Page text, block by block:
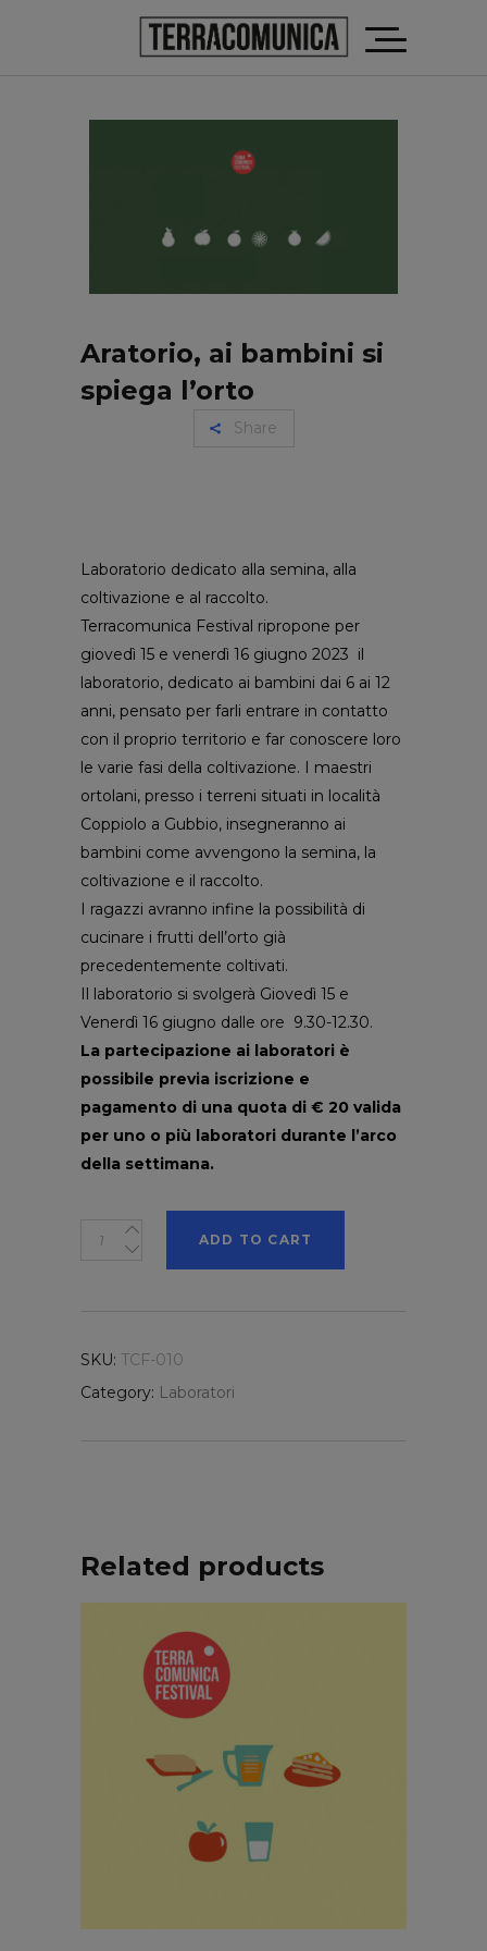
Aratorio, ai bambini si
spiega l’orto
Share
Laboratorio dedicato alla semina, alla
coltivazione e al raccolto.
Terracomunica Festival ripropone per
giovedì 15 e venerdì 16 giugno 2023 il
laboratorio, dedicato ai bambini dai 6 ai 12
anni, pensato per farli entrare in contatto
con il proprio territorio e far conoscere loro
le varie fasi della coltivazione. I maestri
ortolani, presso i terreni situati in località
Coppiolo a Gubbio, insegneranno ai
bambini come avvengono la semina, la
coltivazione e il raccolto.
I ragazzi avranno infine la possibilità di
cucinare i frutti dell’orto già
precedentemente coltivati.
Il laboratorio si svolgerà Giovedì 15 e
Venerdì 16 giugno dalle ore 9.30-12.30.
La partecipazione ai laboratori è
possibile previa iscrizione e
pagamento di una quota di € 20 valida
per uno o più laboratori durante l’arco
della settimana.
Aratorio,
quantity
ADD TO CART
SKU: TCF-010
Category: Laboratori
Related products